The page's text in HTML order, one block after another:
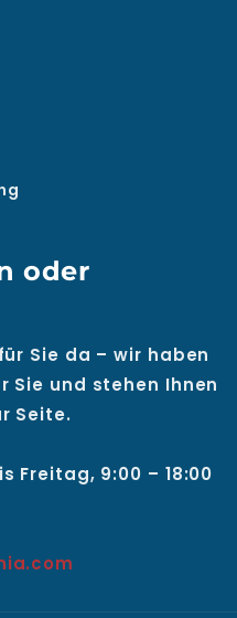
oder
Sie da – wir haben
Sie und stehen Ihnen
Seite.
Freitag, 9:00 – 18:00